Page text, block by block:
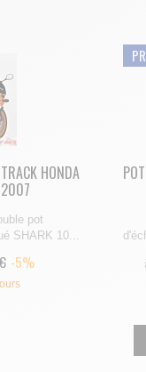
HONDA
pot
SHARK 10...
-5%